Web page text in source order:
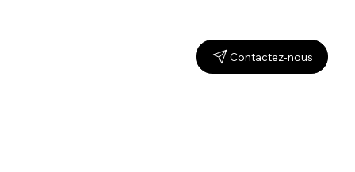
Contactez-nous